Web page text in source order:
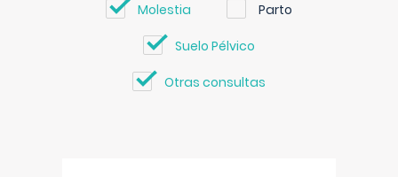
Molestia Parto
Suelo Pélvico
Otras consultas